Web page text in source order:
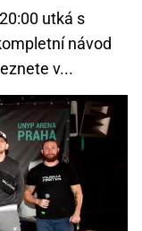
utká s
návod
v...